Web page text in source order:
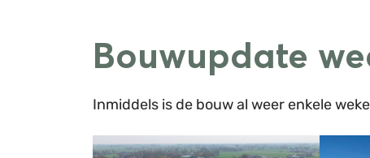
Bouwupdate
Inmiddels is de bouw al weer enkele